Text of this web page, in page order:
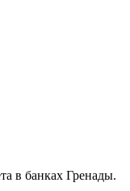
в банках Гренады.